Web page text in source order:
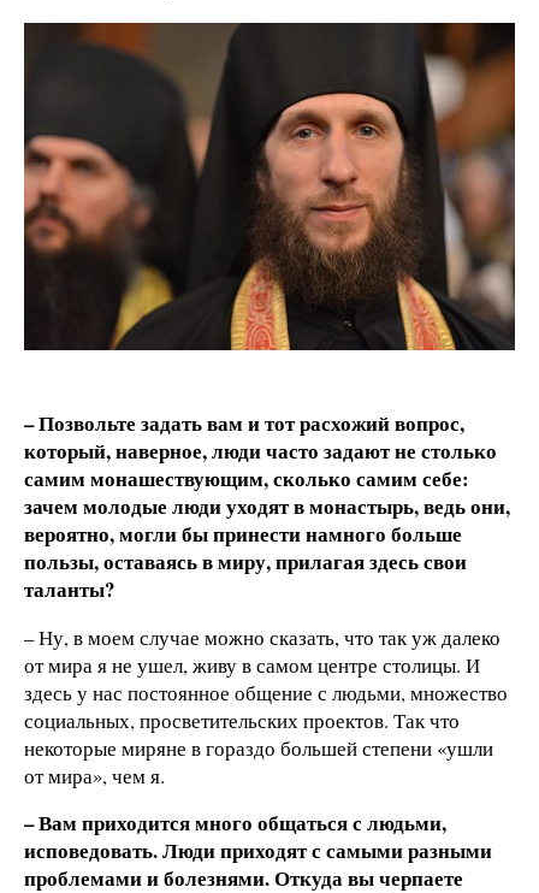
– Позвольте задать вам и тот расхожий вопрос,
который, наверное, люди часто задают не столько
самим монашествующим, сколько самим себе:
зачем молодые люди уходят в монастырь, ведь они,
вероятно, могли бы принести намного больше
пользы, оставаясь в миру, прилагая здесь свои
таланты?
– Ну, в моем случае можно сказать, что так уж далеко
от мира я не ушел, живу в самом центре столицы. И
здесь у нас постоянное общение с людьми, множество
социальных, просветительских проектов. Так что
некоторые миряне в гораздо большей степени «ушли
от мира», чем я.
– Вам приходится много общаться с людьми,
исповедовать. Люди приходят с самыми разными
проблемами и болезнями. Откуда вы черпаете